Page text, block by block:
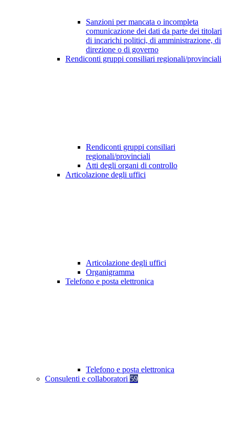
Sanzioni per mancata o incompleta
comunicazione dei dati da parte dei titolari
di incarichi politici, di amministrazione, di
direzione o di governo
Rendiconti gruppi consiliari regionali/provinciali
Rendiconti gruppi consiliari
regionali/provinciali
Atti degli organi di controllo
Articolazione degli uffici
Articolazione degli uffici
Organigramma
Telefono e posta elettronica
Telefono e posta elettronica
Consulenti e collaboratori 59